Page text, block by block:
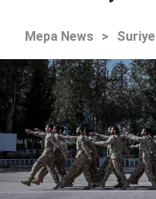
Mepa News > Suriye